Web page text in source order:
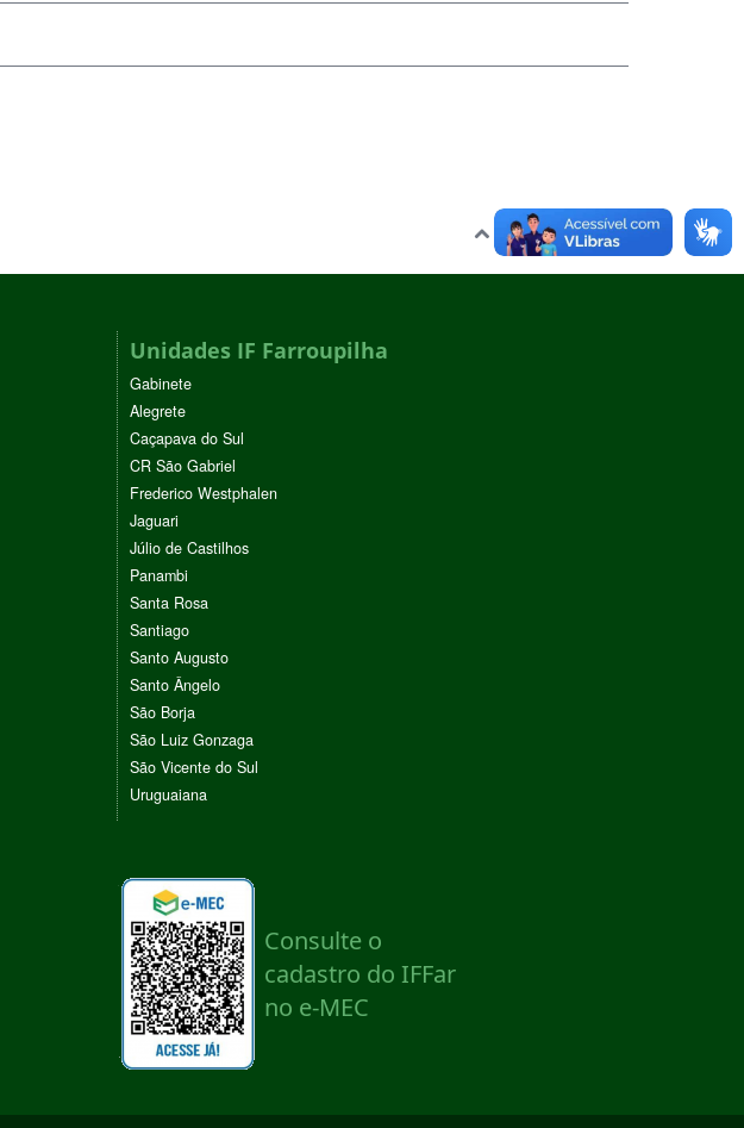
Voltar para o topo
Unidades IF Farroupilha
Gabinete
Alegrete
Caçapava do Sul
CR São Gabriel
Frederico Westphalen
Jaguari
Júlio de Castilhos
Panambi
Santa Rosa
Santiago
Santo Augusto
Santo Ângelo
São Borja
São Luiz Gonzaga
São Vicente do Sul
Uruguaiana